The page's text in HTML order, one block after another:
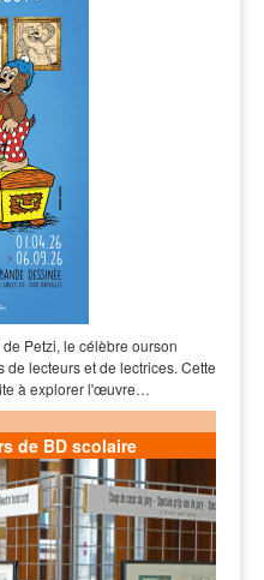
Petzi, le célèbre ourson
lecteurs et de lectrices. Cette
à explorer l'œuvre…
de BD scolaire